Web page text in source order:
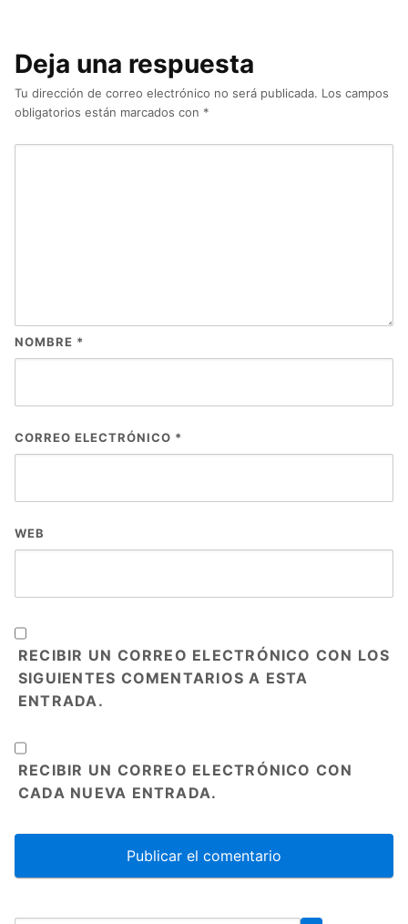
Deja una respuesta
Tu dirección de correo electrónico no será publicada. Los campos
obligatorios están marcados con *
NOMBRE *
CORREO ELECTRÓNICO *
WEB
RECIBIR UN CORREO ELECTRÓNICO CON LOS
SIGUIENTES COMENTARIOS A ESTA
ENTRADA.
RECIBIR UN CORREO ELECTRÓNICO CON
CADA NUEVA ENTRADA.